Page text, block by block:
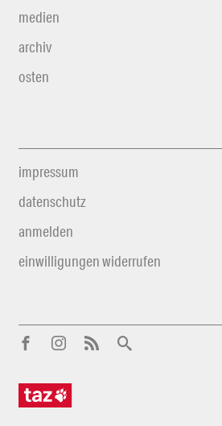
medien
archiv
osten
impressum
datenschutz
anmelden
einwilligungen widerrufen